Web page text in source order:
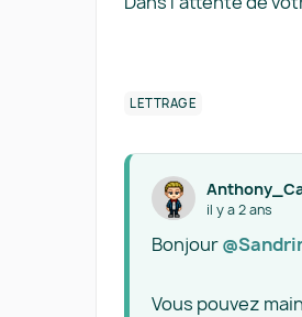
LETTRAGE
il y a 2 ans
Bonjour
Vous pouvez